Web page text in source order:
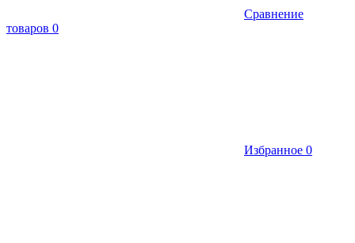
Сравнение
товаров 0
Избранное 0